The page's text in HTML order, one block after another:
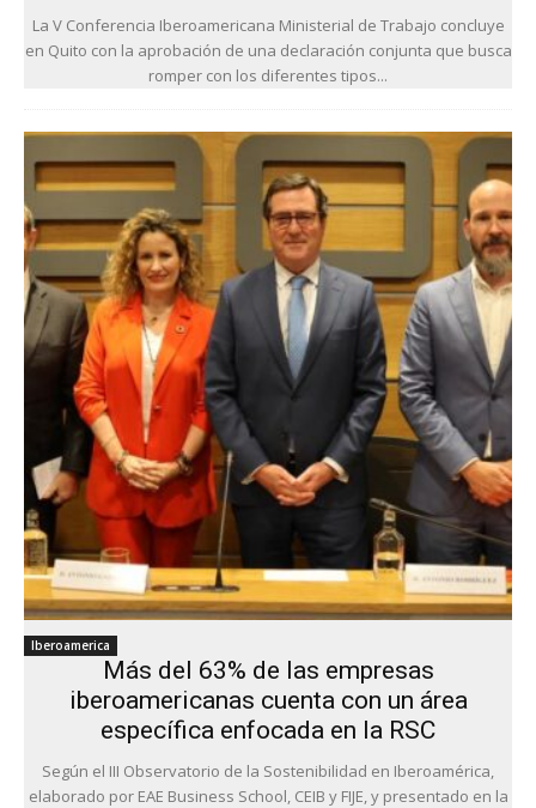
La V Conferencia Iberoamericana Ministerial de Trabajo concluye
en Quito con la aprobación de una declaración conjunta que busca
romper con los diferentes tipos...
Iberoamerica
Más del 63% de las empresas
iberoamericanas cuenta con un área
específica enfocada en la RSC
Según el III Observatorio de la Sostenibilidad en Iberoamérica,
elaborado por EAE Business School, CEIB y FIJE, y presentado en la